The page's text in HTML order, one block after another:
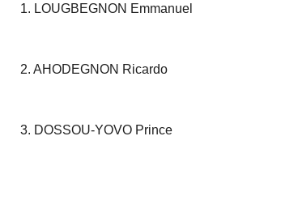
1. LOUGBEGNON Emmanuel
2. AHODEGNON Ricardo
3. DOSSOU-YOVO Prince